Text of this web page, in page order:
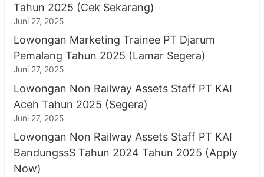
Tahun 2025 (Cek Sekarang)
Juni 27, 2025
Lowongan Marketing Trainee PT Djarum
Pemalang Tahun 2025 (Lamar Segera)
Juni 27, 2025
Lowongan Non Railway Assets Staff PT KAI
Aceh Tahun 2025 (Segera)
Juni 27, 2025
Lowongan Non Railway Assets Staff PT KAI
BandungssS Tahun 2024 Tahun 2025 (Apply
Now)